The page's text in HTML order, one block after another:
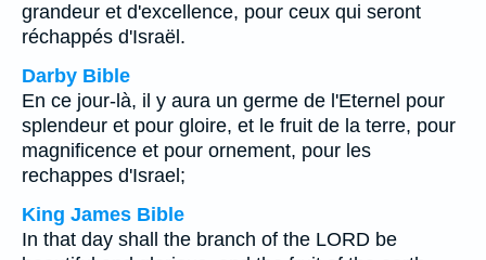
grandeur et d'excellence, pour ceux qui seront
réchappés d'Israël.
Darby Bible
En ce jour-là, il y aura un germe de l'Eternel pour
splendeur et pour gloire, et le fruit de la terre, pour
magnificence et pour ornement, pour les
rechappes d'Israel;
King James Bible
In that day shall the branch of the LORD be